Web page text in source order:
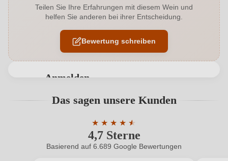
Allergene Enthält Sulfite
Flaschenverschluss Sekt/Champagnerkorken
adresse
Aigen, Österreich
Teilen Sie Ihre Erfahrungen mit diesem Wein und
helfen Sie anderen bei ihrer Entscheidung.
Bewertung schreiben
Anmelden
Benutzern abgegeben werden. Bitte loggen Sie sich
Neuer Kunde? Neuer Kunde?
Das sagen unsere Kunden
4,7 Sterne
★ ★ ★ ★ ★
★
Durchschnittliche Bewertung von 4.7
Basierend auf 6.689 Google Bewertungen